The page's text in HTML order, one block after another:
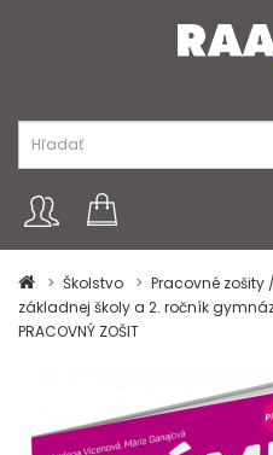
Školstvo
Pracovné zošity
základnej školy a 2. ročník
PRACOVNÝ ZOŠIT